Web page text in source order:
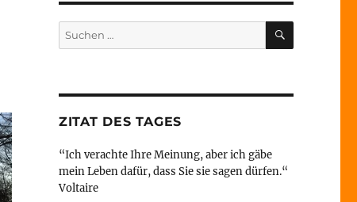
Suche
nach:
SUCHEN
ZITAT DES TAGES
“Ich verachte Ihre Meinung, aber ich gäbe
mein Leben dafür, dass Sie sie sagen dürfen.“
Voltaire